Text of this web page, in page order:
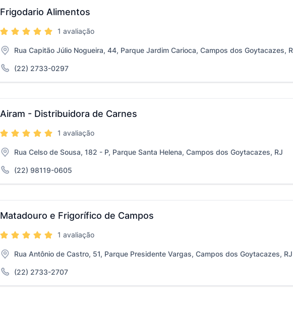
Frigodario Alimentos
1 avaliação
Rua Capitão Júlio Nogueira, 44, Parque Jardim Carioca, Campos dos Goytacazes,
(22) 2733-0297
Airam - Distribuidora de Carnes
1 avaliação
Rua Celso de Sousa, 182 - P, Parque Santa Helena, Campos dos Goytacazes, RJ
(22) 98119-0605
Matadouro e Frigorífico de Campos
1 avaliação
Rua Antônio de Castro, 51, Parque Presidente Vargas, Campos dos Goytacazes, RJ
(22) 2733-2707